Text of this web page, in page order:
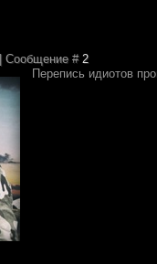
Сообщение # 2
Перепись идиотов